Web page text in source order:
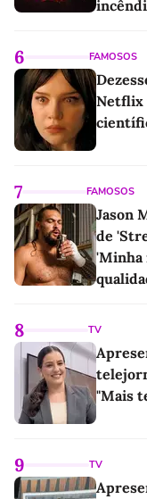
6 FAMOSOS
Netflix
7 FAMOSOS
Jason
de
'Minha
8 TV
"Mais
9 TV